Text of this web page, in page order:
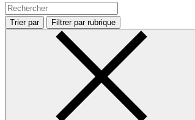
Trier par Filtrer par rubrique